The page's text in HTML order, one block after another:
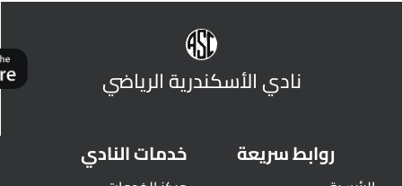
نادي الأسكندرية الرياضي
روابط سريعة خدمات النادي